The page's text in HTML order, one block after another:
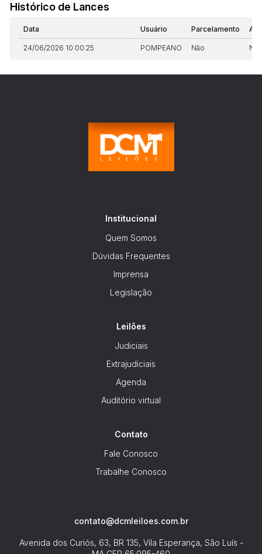
Histórico de Lances
Data Usuário Parcelamento
24/06/2026 10:00:25 POMPEANO Não Não
Institucional
Quem Somos
Dúvidas Frequentes
Imprensa
Legislação
Leilões
Judiciais
Extrajudiciais
Agenda
Auditório virtual
Contato
Fale Conosco
Trabalhe Conosco
contato@dcmleiloes.com.br
Avenida dos Curiós, 63, BR 135, Vila Esperança, São Luís -